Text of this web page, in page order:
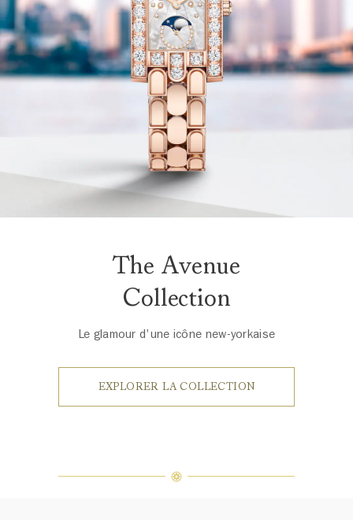
The Avenue
Collection
Le glamour d'une icône new-yorkaise
EXPLORER LA COLLECTION